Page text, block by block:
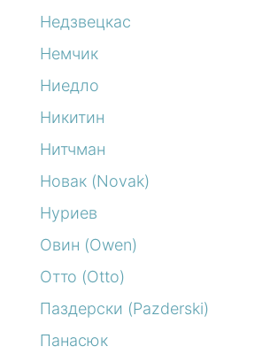
Недзвецкас
Немчик
Ниедло
Никитин
Нитчман
Новак (Novak)
Нуриев
Овин (Owen)
Отто (Otto)
Паздерски (Pazderski)
Панасюк